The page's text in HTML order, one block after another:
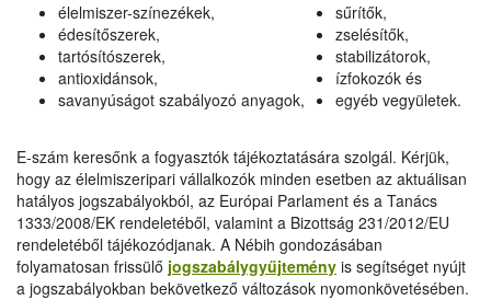
élelmiszer-színezékek,
édesítőszerek,
tartósítószerek,
antioxidánsok,
savanyúságot szabályozó anyagok,
sűrítők,
zselésítők,
stabilizátorok,
ízfokozók és
egyéb vegyületek.
E-szám keresőnk a fogyasztók tájékoztatására szolgál. Kérjük,
hogy az élelmiszeripari vállalkozók minden esetben az aktuálisan
hatályos jogszabályokból, az Európai Parlament és a Tanács
1333/2008/EK rendeletéből, valamint a Bizottság 231/2012/EU
rendeletéből tájékozódjanak. A Nébih gondozásában
folyamatosan frissülő jogszabálygyűjtemény is segítséget nyújt
a jogszabályokban bekövetkező változások nyomonkövetésében.